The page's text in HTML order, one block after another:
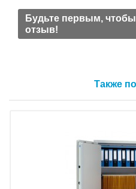
Будьте первым,
отзыв!
Также